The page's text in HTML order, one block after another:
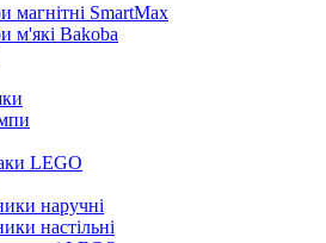
магнітні SmartMax
м'які Bakoba
LEGO
наручні
настільні